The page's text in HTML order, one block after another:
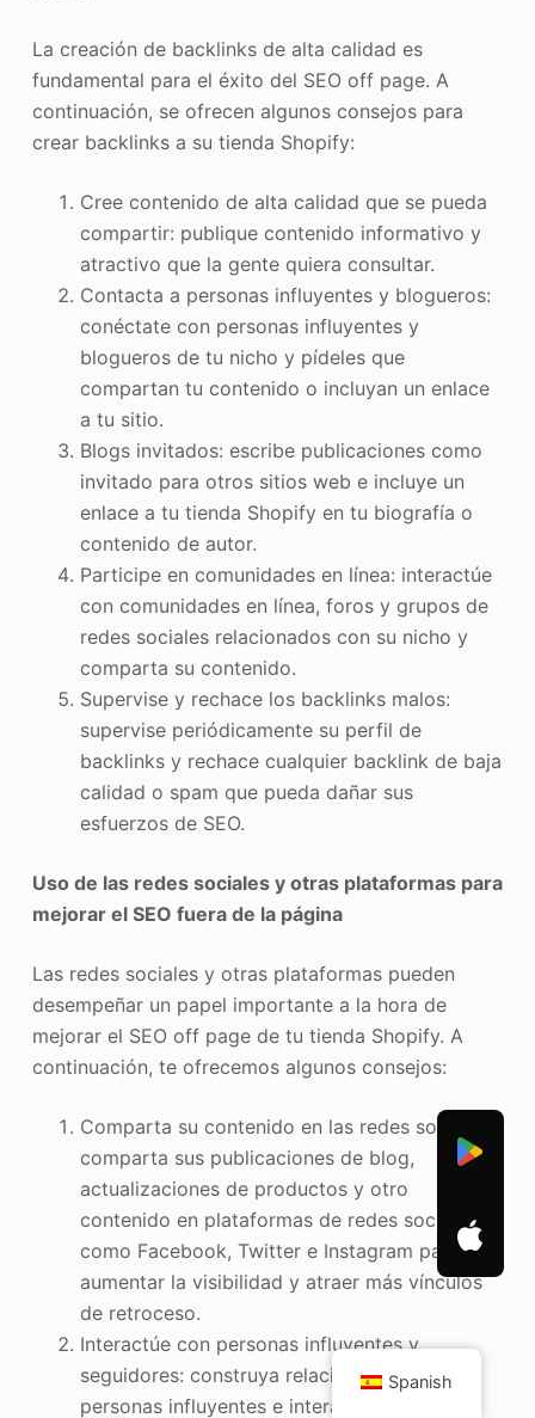
La creación de backlinks de alta calidad es
fundamental para el éxito del SEO off page. A
continuación, se ofrecen algunos consejos para
crear backlinks a su tienda Shopify:
Cree contenido de alta calidad que se pueda
compartir: publique contenido informativo y
atractivo que la gente quiera consultar.
Contacta a personas influyentes y blogueros:
conéctate con personas influyentes y
blogueros de tu nicho y pídeles que
compartan tu contenido o incluyan un enlace
a tu sitio.
Blogs invitados: escribe publicaciones como
invitado para otros sitios web e incluye un
enlace a tu tienda Shopify en tu biografía o
contenido de autor.
Participe en comunidades en línea: interactúe
con comunidades en línea, foros y grupos de
redes sociales relacionados con su nicho y
comparta su contenido.
Supervise y rechace los backlinks malos:
supervise periódicamente su perfil de
backlinks y rechace cualquier backlink de baja
calidad o spam que pueda dañar sus
esfuerzos de SEO.
Uso de las redes sociales y otras plataformas para
mejorar el SEO fuera de la página
Las redes sociales y otras plataformas pueden
desempeñar un papel importante a la hora de
mejorar el SEO off page de tu tienda Shopify. A
continuación, te ofrecemos algunos consejos:
Comparta su contenido en las redes sociales:
comparta sus publicaciones de blog,
actualizaciones de productos y otro
contenido en plataformas de redes sociales
como Facebook, Twitter e Instagram para
aumentar la visibilidad y atraer más vínculos
de retroceso.
Interactúe con personas influyentes y
seguidores: construya relaciones con
personas influyentes e interactúe con sus
Spanish